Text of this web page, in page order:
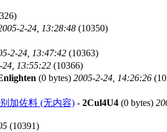
2-24, 13:28:48 (10350)
2-24, 13:47:42 (10363)
24, 13:55:22 (10366)
(0 bytes) 2005-2-24, 14:26:26
加佐料 (无内容) - 2Cul4U4 (0 bytes)
(10391)